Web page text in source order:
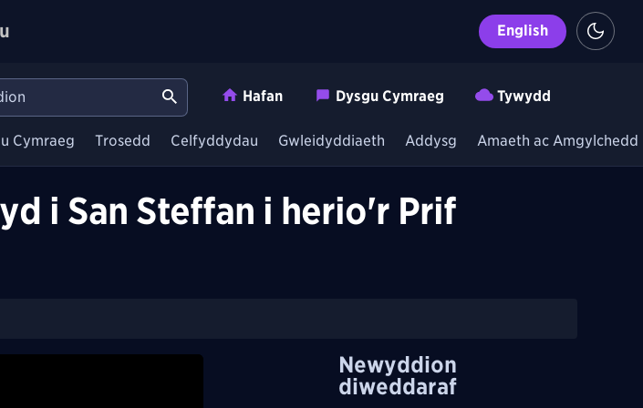
English
Hafan Dysgu Cymraeg Tywydd
Cymraeg Trosedd Celfyddydau Gwleidyddiaeth Addysg Amaeth ac Amgylchedd
i San Steffan i herio'r Prif
Newyddion
diweddaraf